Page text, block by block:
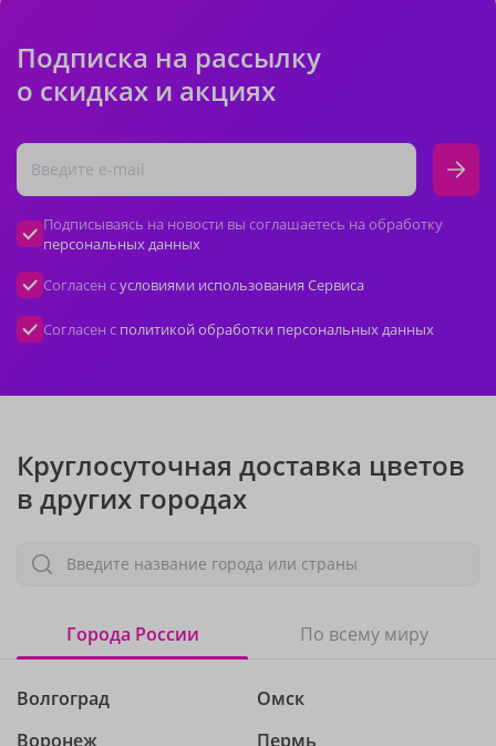
Подписка на рассылку
о скидках и акциях
Подписываясь на новости вы соглашаетесь на обработку
персональных данных
Согласен сусловиями использования Сервиса
Согласен с политикой обработки персональных данных
Круглосуточная доставка цветов
в других городах
Введите название города или страны
Города России По всему миру
Волгоград
Воронеж
Омск
Пермь